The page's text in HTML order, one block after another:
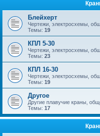
Блейхерт
Чертежи, электросхемы,
Темы: 19
КПЛ 5-30
Чертежи, электросхемы,
Темы: 23
КПЛ 16-30
Чертежи, электросхемы,
Темы: 19
Другое
Другие плавучие краны,
Темы: 17